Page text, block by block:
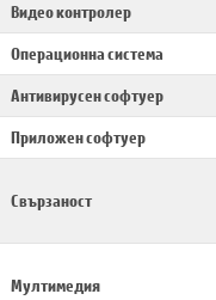
Видео контролер
Операционна система
Антивирусен софтуер
Приложен софтуер
Свързаност
Мултимедия